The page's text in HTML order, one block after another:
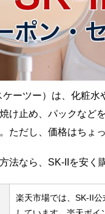
ケーツー）は、化粧水
け止め、パックなど
ただし、価格はちょ
法なら、SK-IIを安く
楽天市場では、SK-II